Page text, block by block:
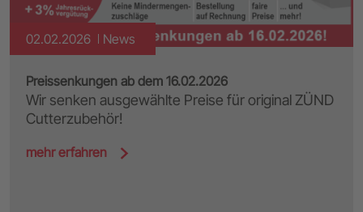
02.02.2026 News
Preissenkungen ab dem 16.02.2026
Wir senken ausgewählte Preise für original ZÜND
Cutterzubehör!
mehr erfahren